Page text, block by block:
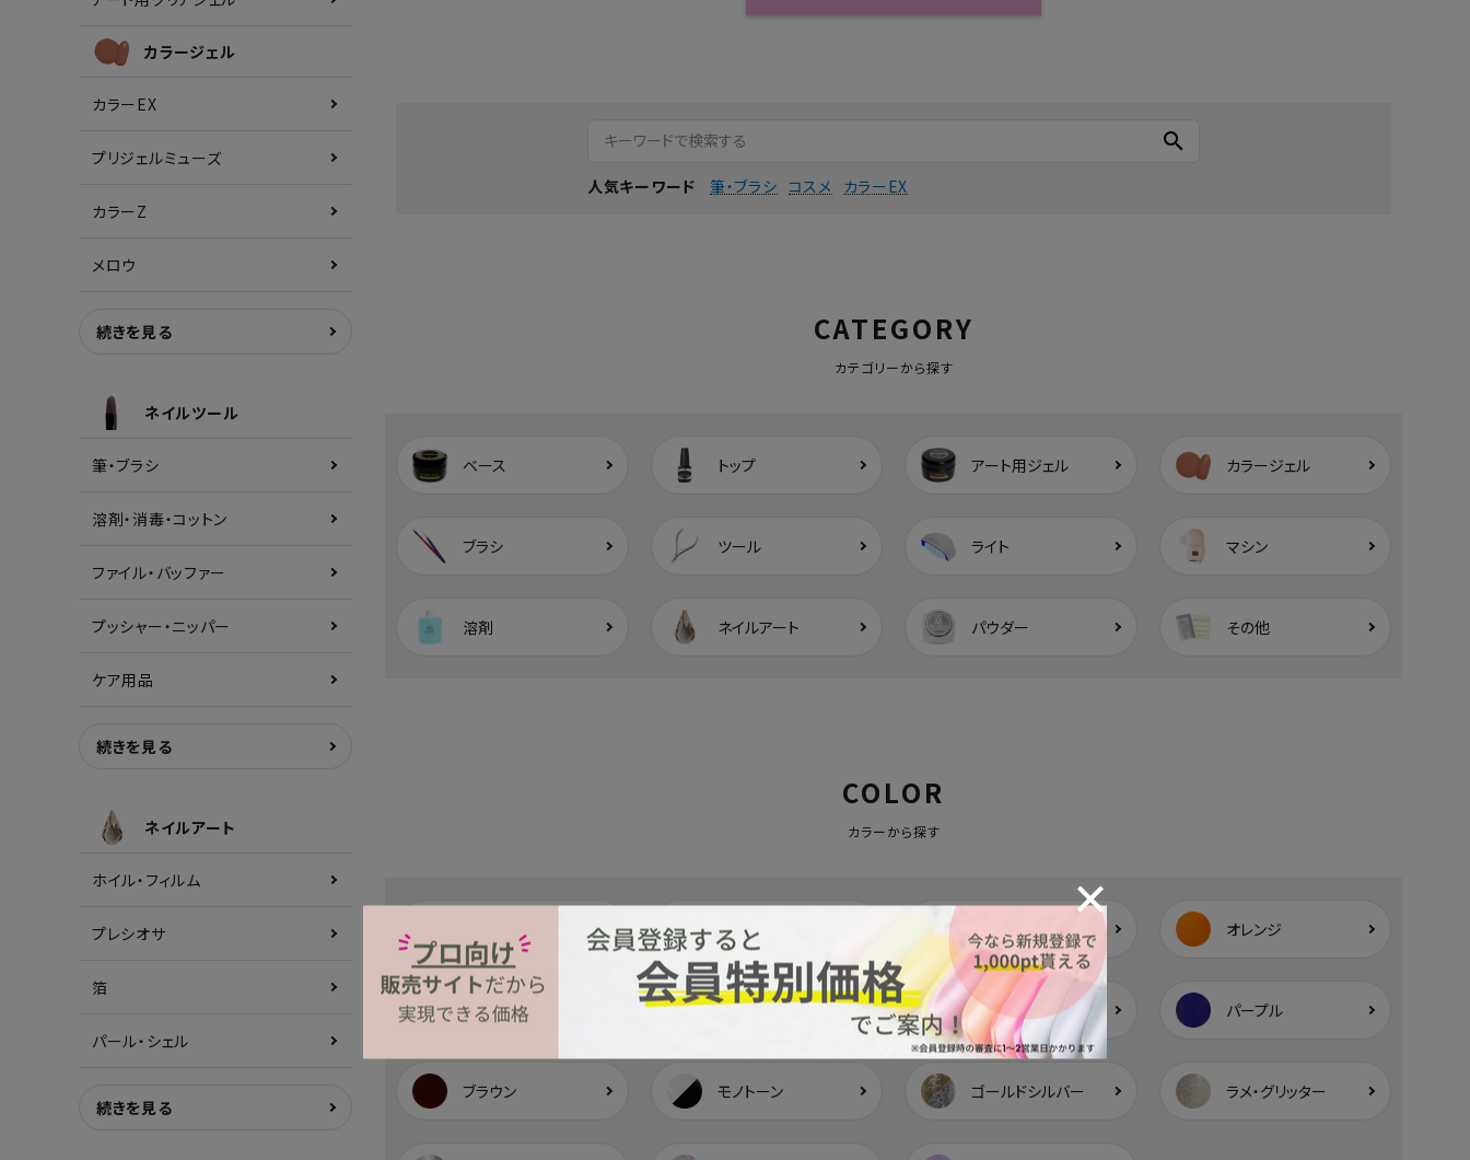
カラージェル
カラーEX
プリジェルミューズ
カラーZ
メロウ
続きを見る
ネイルツール
筆・ブラシ
溶剤・消毒・コットン
ファイル・バッファー
プッシャー・ニッパー
ケア用品
続きを見る
ネイルアート
ホイル・フィルム
プレシオサ
箔
パール・シェル
続きを見る
search
人気キーワード 筆・ブラシ コスメ カラーEX
CATEGORY
カテゴリーから探す
ベース トップ アート用ジェル カラージェル
ブラシ ツール ライト マシン
溶剤 ネイルアート パウダー その他
COLOR
カラーから探す
ピンク ベージュ オレンジ
イエロー グリーン ブルー パープル
ブラウン モノトーン ゴールドシルバー ラメ・グリッター